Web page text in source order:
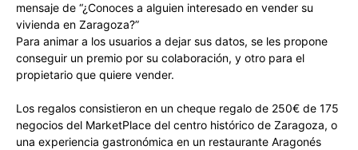
mensaje de “¿Conoces a alguien interesado en vender su
vivienda en Zaragoza?”
Para animar a los usuarios a dejar sus datos, se les propone
conseguir un premio por su colaboración, y otro para el
propietario que quiere vender.
Los regalos consistieron en un cheque regalo de 250€ de 175
negocios del MarketPlace del centro histórico de Zaragoza, o
una experiencia gastronómica en un restaurante Aragonés